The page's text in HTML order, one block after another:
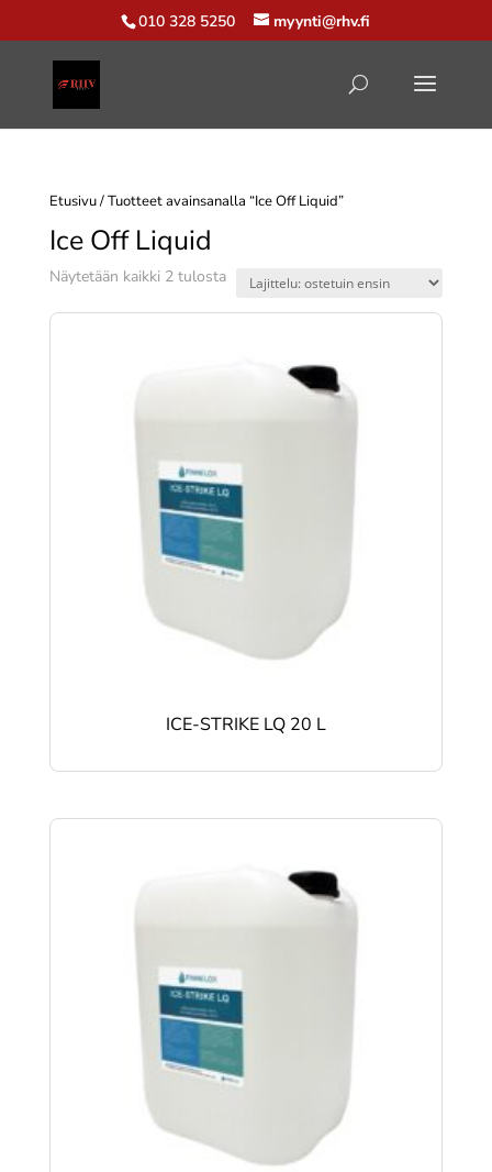
010 328 5250 myynti@rhv.fi
Etusivu/ Tuotteet avainsanalla “Ice Off Liquid”
Ice Off Liquid
Näytetään kaikki 2 tulostaSuosituimmat
ensin
ICE-STRIKE LQ 20 L